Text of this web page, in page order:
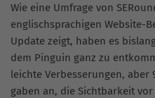
Wie eine Umfrage von
englischsprachigen Website-
Update zeigt, haben es
dem Pinguin ganz zu
leichte Verbesserungen, aber
gaben an, die Sichtbarkeit